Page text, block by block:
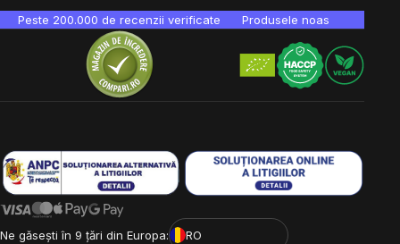
Peste 200.000 de recenzii verificate Produsele noastre sunt
Ne găsești în 9 țări din Europa:
RO